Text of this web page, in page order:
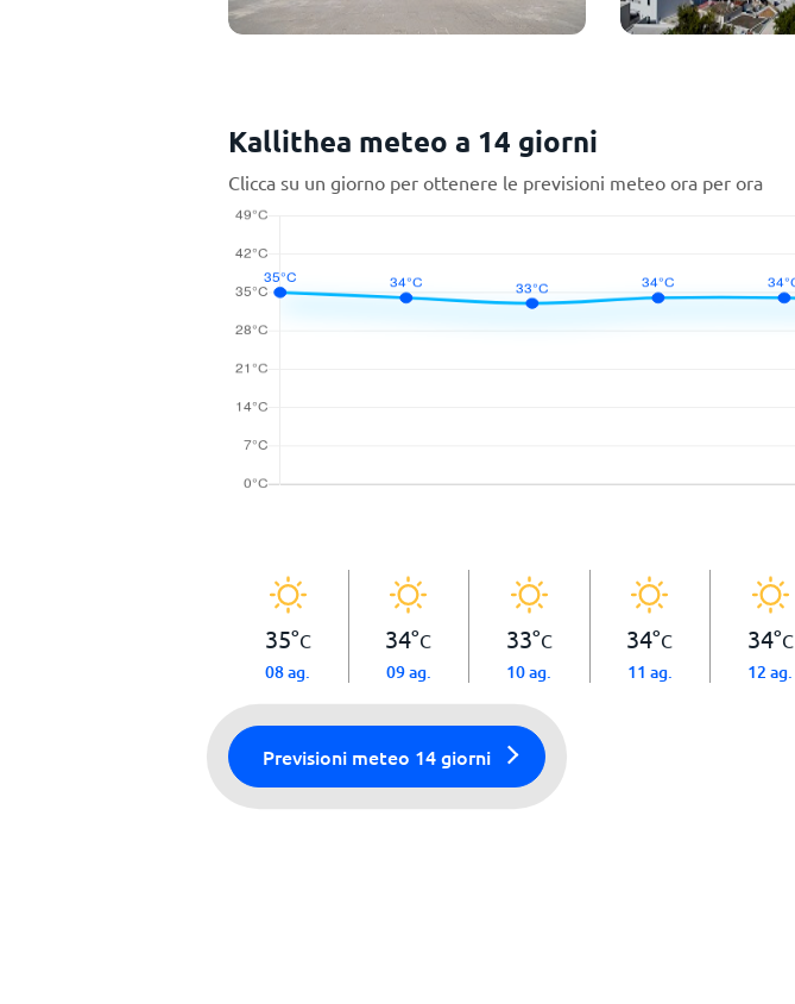
Kallithea meteo a 14 giorni
Clicca su un giorno per ottenere le previsioni meteo ora per ora
35°C
08 ag.
34°C
09 ag.
33°C
10 ag.
34°C
11 ag.
34°C
12 ag.
Previsioni meteo 14 giorni